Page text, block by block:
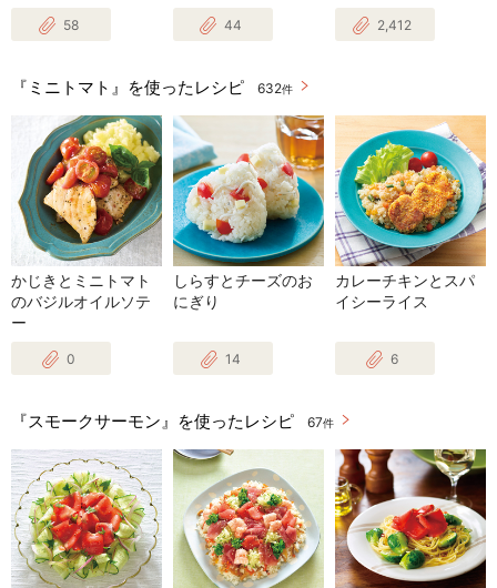
58 44 2,412
『ミニトマト』を使ったレシピ 632件
かじきとミニトマト
のバジルオイルソテ
ー
0
しらすとチーズのお
にぎり
14
カレーチキンとスパ
イシーライス
6
『スモークサーモン』を使ったレシピ 67件